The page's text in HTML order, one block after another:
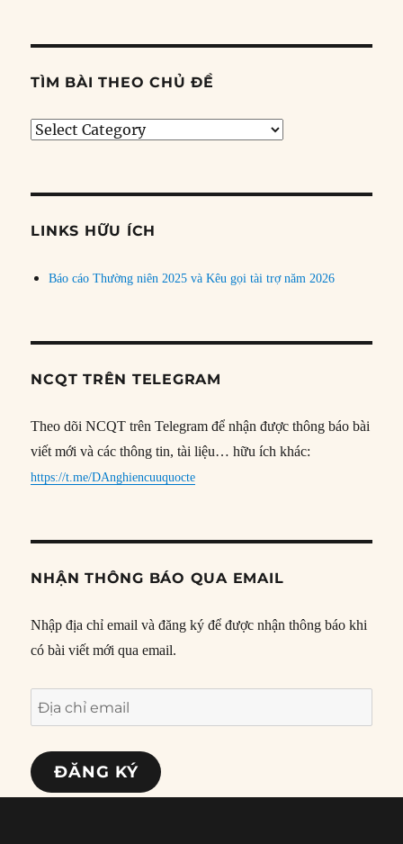
TÌM BÀI THEO CHỦ ĐỀ
Tìm
đề
LINKS HỮU ÍCH
Báo cáo Thường niên 2025 và Kêu gọi tài trợ năm 2026
NCQT TRÊN TELEGRAM
Theo dõi NCQT trên Telegram để nhận được thông báo bài
viết mới và các thông tin, tài liệu… hữu ích khác:
https://t.me/DAnghiencuuquocte
NHẬN THÔNG BÁO QUA EMAIL
Nhập địa chỉ email và đăng ký để được nhận thông báo khi
có bài viết mới qua email.
Địa
chỉ
email
ĐĂNG KÝ